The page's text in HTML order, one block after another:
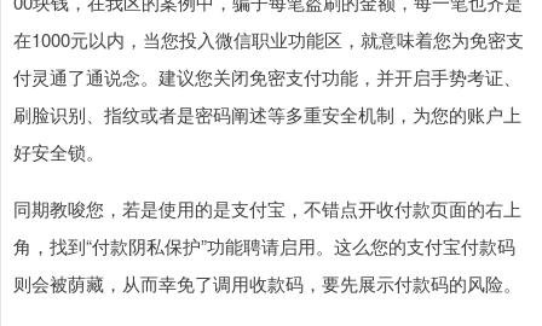
在1000元以内，当您投入微信职业功能区，就意味着您为免密支
付灵通了通说念。建议您关闭免密支付功能，并开启手势考证、
刷脸识别、指纹或者是密码阐述等多重安全机制，为您的账户上
好安全锁。
同期教唆您，若是使用的是支付宝，不错点开收付款页面的右上
角，找到“付款阴私保护”功能聘请启用。这么您的支付宝付款码
则会被荫藏，从而幸免了调用收款码，要先展示付款码的风险。